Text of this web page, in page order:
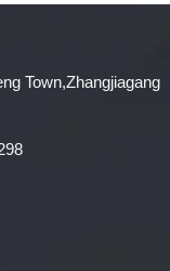
Town,Zhangjiagang